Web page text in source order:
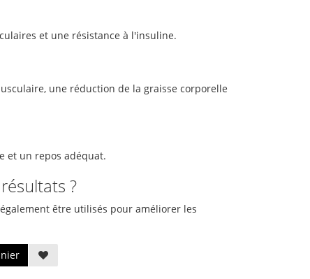
et une résistance à l'insuline.
une réduction de la graisse corporelle
et un repos adéquat.
?
être utilisés pour améliorer les